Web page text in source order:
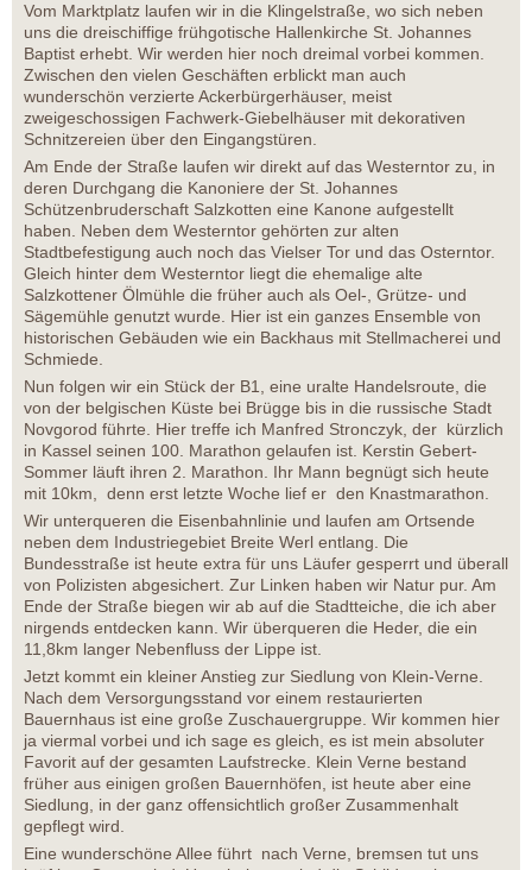
Vom Marktplatz laufen wir in die Klingelstraße, wo sich neben
uns die dreischiffige frühgotische Hallenkirche St. Johannes
Baptist erhebt. Wir werden hier noch dreimal vorbei kommen.
Zwischen den vielen Geschäften erblickt man auch
wunderschön verzierte Ackerbürgerhäuser, meist
zweigeschossigen Fachwerk-Giebelhäuser mit dekorativen
Schnitzereien über den Eingangstüren.
Am Ende der Straße laufen wir direkt auf das Westerntor zu, in
deren Durchgang die Kanoniere der St. Johannes
Schützenbruderschaft Salzkotten eine Kanone aufgestellt
haben. Neben dem Westerntor gehörten zur alten
Stadtbefestigung auch noch das Vielser Tor und das Osterntor.
Gleich hinter dem Westerntor liegt die ehemalige alte
Salzkottener Ölmühle die früher auch als Oel-, Grütze- und
Sägemühle genutzt wurde. Hier ist ein ganzes Ensemble von
historischen Gebäuden wie ein Backhaus mit Stellmacherei und
Schmiede.
Nun folgen wir ein Stück der B1, eine uralte Handelsroute, die
von der belgischen Küste bei Brügge bis in die russische Stadt
Novgorod führte. Hier treffe ich Manfred Stronczyk, der kürzlich
in Kassel seinen 100. Marathon gelaufen ist. Kerstin Gebert-
Sommer läuft ihren 2. Marathon. Ihr Mann begnügt sich heute
mit 10km, denn erst letzte Woche lief er den Knastmarathon.
Wir unterqueren die Eisenbahnlinie und laufen am Ortsende
neben dem Industriegebiet Breite Werl entlang. Die
Bundesstraße ist heute extra für uns Läufer gesperrt und überall
von Polizisten abgesichert. Zur Linken haben wir Natur pur. Am
Ende der Straße biegen wir ab auf die Stadtteiche, die ich aber
nirgends entdecken kann. Wir überqueren die Heder, die ein
11,8km langer Nebenfluss der Lippe ist.
Jetzt kommt ein kleiner Anstieg zur Siedlung von Klein-Verne.
Nach dem Versorgungsstand vor einem restaurierten
Bauernhaus ist eine große Zuschauergruppe. Wir kommen hier
ja viermal vorbei und ich sage es gleich, es ist mein absoluter
Favorit auf der gesamten Laufstrecke. Klein Verne bestand
früher aus einigen großen Bauernhöfen, ist heute aber eine
Siedlung, in der ganz offensichtlich großer Zusammenhalt
gepflegt wird.
Eine wunderschöne Allee führt nach Verne, bremsen tut uns